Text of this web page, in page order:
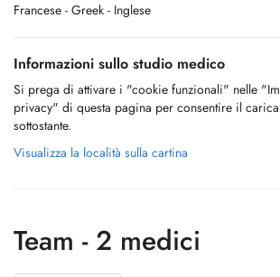
Francese - Greek - Inglese
Informazioni sullo studio medico
Si prega di attivare i "cookie funzionali" nelle
privacy" di questa pagina per consentire il
sottostante.
Visualizza la località sulla cartina
Team - 2 medici